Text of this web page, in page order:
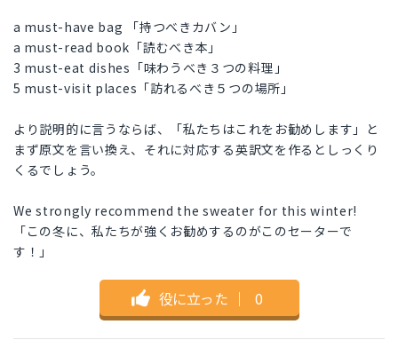
a must-have bag 「持つべきカバン」
a must-read book「読むべき本」
3 must-eat dishes「味わうべき３つの料理」
5 must-visit places「訪れるべき５つの場所」
より説明的に言うならば、「私たちはこれをお勧めします」と
まず原文を言い換え、それに対応する英訳文を作るとしっくり
くるでしょう。
We strongly recommend the sweater for this winter!
「この冬に、私たちが強くお勧めするのがこのセーターで
す！」
役に立った ｜ 0